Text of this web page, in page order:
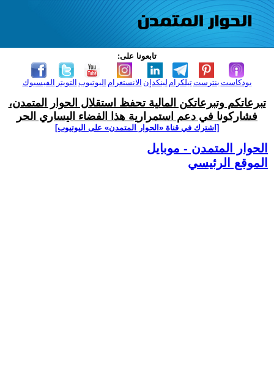
تابعونا على:
الفيسبوك التويتر اليوتيوب الانستغرام لينكدإن تيلكرامبنترست بودكاست
تبرعاتكم وتبرعاتكن المالية تحفظ استقلال الحوار المتمدن،
فشاركونا في دعم استمرارية هذا الفضاء اليساري الحر
[اشترك في قناة ‫«الحوار المتمدن» على اليوتيوب]
الحوار المتمدن - موبايل
الموقع الرئيسي